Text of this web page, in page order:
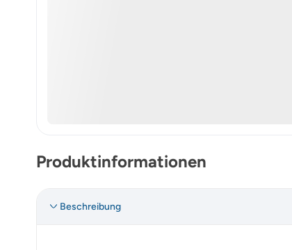
Produktinformationen
Beschreibung